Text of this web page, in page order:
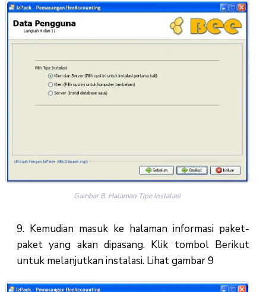
Gambar 8. Halaman Tipe Instalasi
9. Kemudian masuk ke halaman informasi paket-
paket yang akan dipasang. Klik tombol Berikut
untuk melanjutkan instalasi. Lihat gambar 9